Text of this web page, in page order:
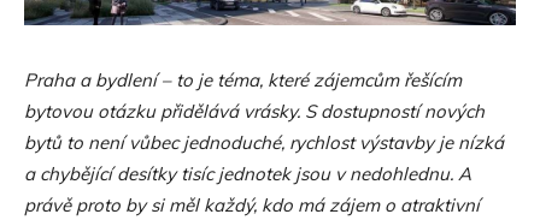
Praha a bydlení – to je téma, které zájemcům řešícím
bytovou otázku přidělává vrásky. S dostupností nových
bytů to není vůbec jednoduché, rychlost výstavby je nízká
a chybějící desítky tisíc jednotek jsou v nedohlednu. A
právě proto by si měl každý, kdo má zájem o atraktivní